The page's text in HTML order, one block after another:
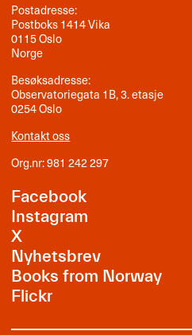
Postadresse:
Postboks 1414 Vika
0115 Oslo
Norge
Besøksadresse:
Observatoriegata 1B, 3. etasje
0254 Oslo
Kontakt oss
Org.nr: 981 242 297
Facebook
Instagram
X
Nyhetsbrev
Books from Norway
Flickr